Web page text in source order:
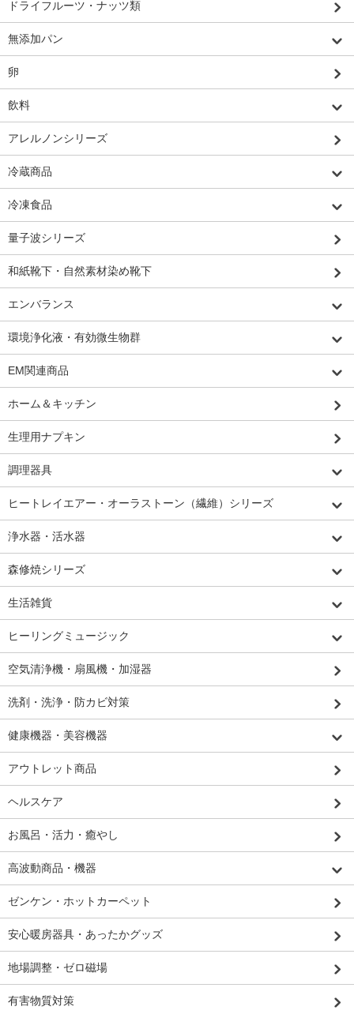
ドライフルーツ・ナッツ類
無添加パン
卵
飲料
アレルノンシリーズ
冷蔵商品
冷凍食品
量子波シリーズ
和紙靴下・自然素材染め靴下
エンバランス
環境浄化液・有効微生物群
EM関連商品
ホーム＆キッチン
生理用ナプキン
調理器具
ヒートレイエアー・オーラストーン（繊維）シリーズ
浄水器・活水器
森修焼シリーズ
生活雑貨
ヒーリングミュージック
空気清浄機・扇風機・加湿器
洗剤・洗浄・防カビ対策
健康機器・美容機器
アウトレット商品
ヘルスケア
お風呂・活力・癒やし
高波動商品・機器
ゼンケン・ホットカーペット
安心暖房器具・あったかグッズ
地場調整・ゼロ磁場
有害物質対策